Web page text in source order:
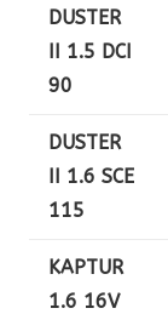
DUSTER
II 1.5 DCI
90
DUSTER
II 1.6 SCE
115
KAPTUR
1.6 16V